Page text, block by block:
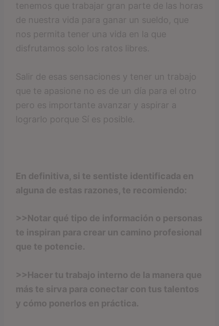
tenemos que trabajar gran parte de las horas
de nuestra vida para ganar un sueldo, que
nos permita tener una vida en la que
disfrutamos solo los ratos libres.
Salir de esas sensaciones y tener un trabajo
que te apasione no es de un día para el otro
pero es importante avanzar y aspirar a
lograrlo porque Sí es posible.
En definitiva, si te sentiste identificada en
alguna de estas razones, te recomiendo:
>>Notar qué tipo de información o personas
te inspiran para crear un camino profesional
que te potencie.
>>Hacer tu trabajo interno de la manera que
más te sirva para conectar con tus talentos
y cómo ponerlos en práctica.